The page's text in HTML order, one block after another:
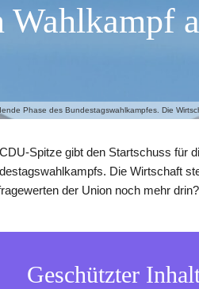
Phase des Bundestagswahlkampfes. Die
Spitze gibt den Startschuss für
Die Wirtschaft
der Union noch mehr drin?
Geschützter